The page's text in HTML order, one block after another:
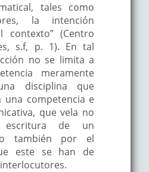
tales como
la intención
contexto” (Centro
s.f, p. 1). En tal
no se limita a
meramente
disciplina que
una competencia e
que vela no
de un
también por el
este se han de